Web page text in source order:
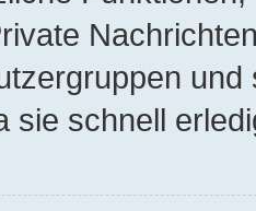
sie schnell